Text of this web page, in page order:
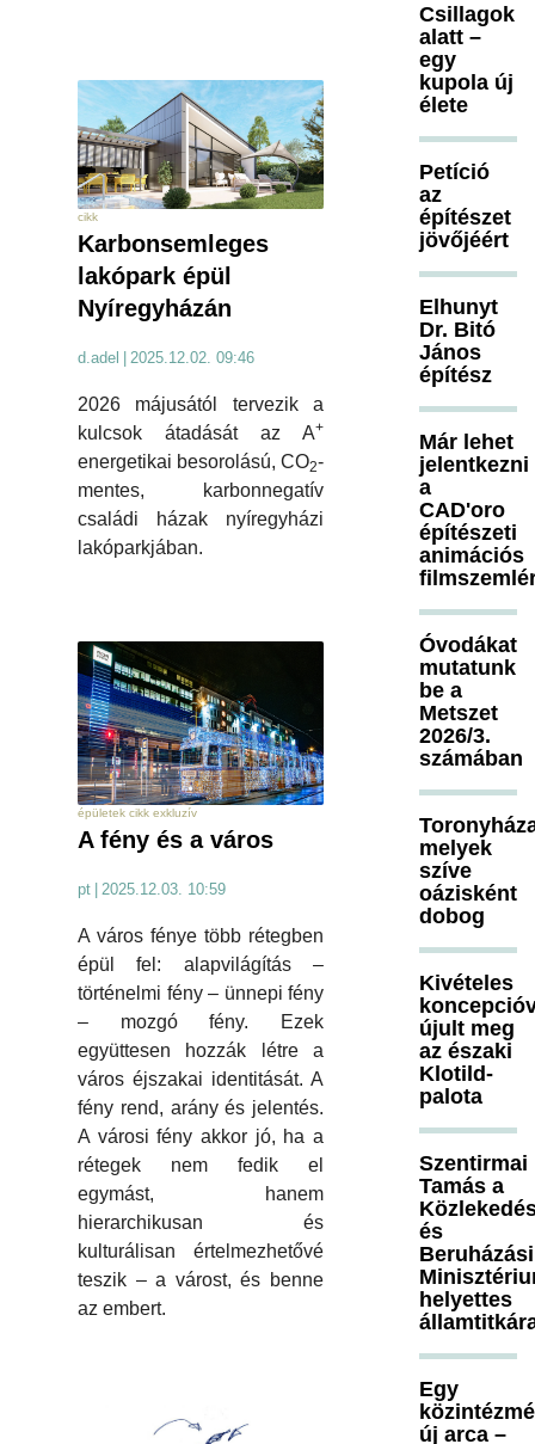
cikk
Karbonsemleges
lakópark épül
Nyíregyházán
d.adel 2025.12.02. 09:46
2026 májusától tervezik a
kulcsok átadását az A+
energetikai besorolású, CO2-
mentes, karbonnegatív
családi házak nyíregyházi
lakóparkjában.
épületek cikk exkluzív
A fény és a város
pt | 2025.12.03. 10:59
A város fénye több rétegben
épül fel: alapvilágítás –
történelmi fény – ünnepi fény
– mozgó fény. Ezek
együttesen hozzák létre a
város éjszakai identitását. A
fény rend, arány és jelentés.
A városi fény akkor jó, ha a
rétegek nem fedik el
egymást, hanem
hierarchikusan és
kulturálisan értelmezhetővé
teszik – a várost, és benne
az embert.
Csillagok
alatt –
egy
kupola új
élete
Petíció
az
építészet
jövőjéért
Elhunyt
Dr. Bitó
János
építész
Már lehet
jelentkezni
a
CAD'oro
építészeti
animációs
Óvodákat
mutatunk
be a
Metszet
2026/3.
számában
melyek
szíve
oázisként
dobog
Kivételes
újult meg
az északi
Klotild-
palota
Szentirmai
Tamás a
és
Beruházási
helyettes
Egy
új arca –